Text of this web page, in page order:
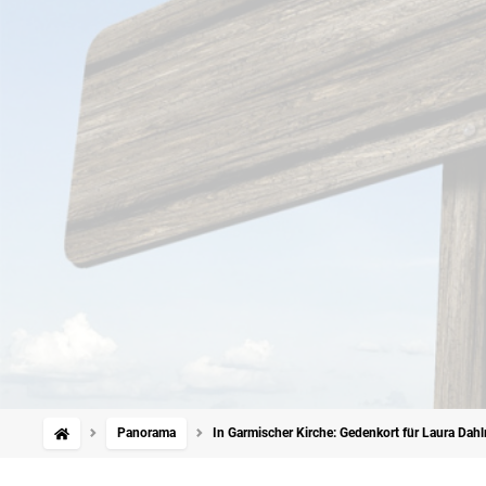
Panorama In Garmischer Kirche: Gedenkort für Laura